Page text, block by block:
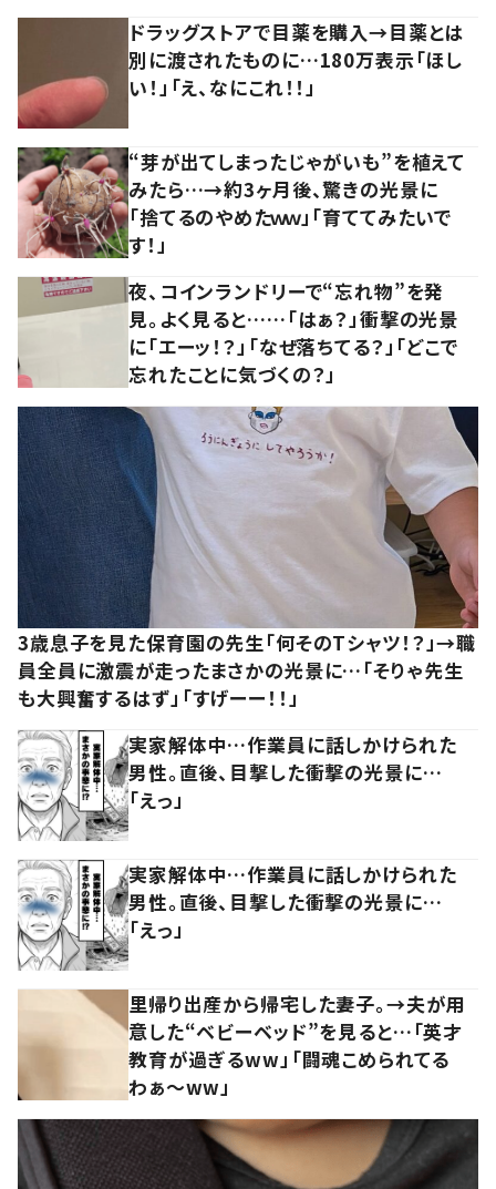
ドラッグストアで目薬を購入→目薬とは
別に渡されたものに…180万表示「ほし
い！」「え、なにこれ！！」
“芽が出てしまったじゃがいも”を植えて
みたら…→約3ヶ月後、驚きの光景に
「捨てるのやめたｗｗ」「育ててみたいで
す！」
夜、コインランドリーで“忘れ物”を発
見。よく見ると……「はぁ？」衝撃の光景
に「エーッ！？」「なぜ落ちてる？」「どこで
忘れたことに気づくの？」
3歳息子を見た保育園の先生「何そのTシャツ！？」→職
員全員に激震が走ったまさかの光景に…「そりゃ先生
も大興奮するはず」「すげーー！！」
実家解体中…作業員に話しかけられた
男性。直後、目撃した衝撃の光景に…
「えっ」
実家解体中…作業員に話しかけられた
男性。直後、目撃した衝撃の光景に…
「えっ」
里帰り出産から帰宅した妻子。→夫が用
意した“ベビーベッド”を見ると…「英才
教育が過ぎるww」「闘魂こめられてる
わぁ～ww」